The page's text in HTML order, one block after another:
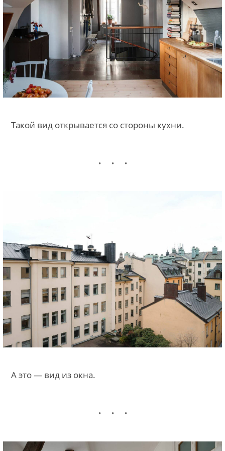
Такой вид открывается со стороны кухни.
А это — вид из окна.